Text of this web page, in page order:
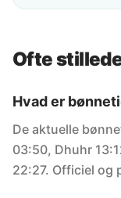
Ofte
Hvad er
De aktuelle
03:50, Dhuhr
22:27. Officiel og